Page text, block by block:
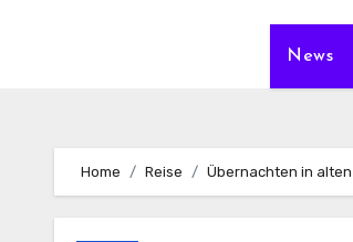
News
Home Reise Übernachten in